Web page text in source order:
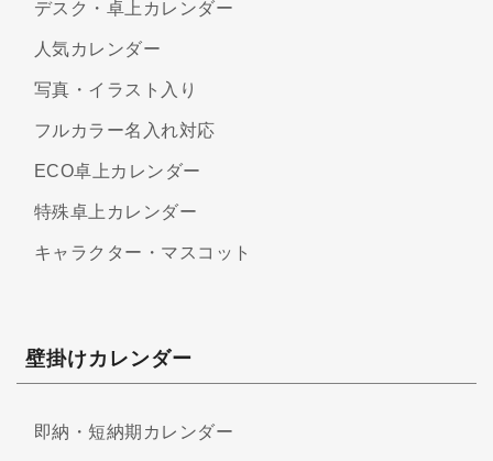
デスク・卓上カレンダー
人気カレンダー
写真・イラスト入り
フルカラー名入れ対応
ECO卓上カレンダー
特殊卓上カレンダー
キャラクター・マスコット
壁掛けカレンダー
即納・短納期カレンダー